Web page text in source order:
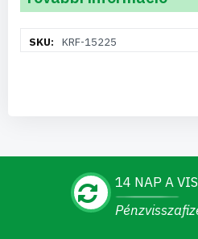
információKRF-15225
14 NAP A